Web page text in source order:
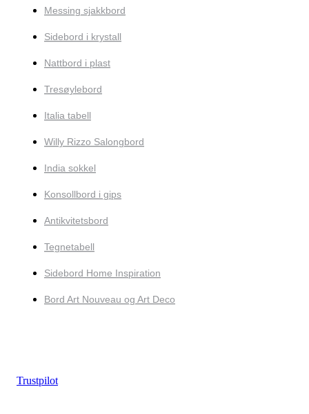
Messing sjakkbord
Sidebord i krystall
Nattbord i plast
Tresøylebord
Italia tabell
Willy Rizzo Salongbord
India sokkel
Konsollbord i gips
Antikvitetsbord
Tegnetabell
Sidebord Home Inspiration
Bord Art Nouveau og Art Deco
Trustpilot